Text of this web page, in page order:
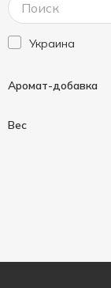
Украина
Аромат-добавка
Вес